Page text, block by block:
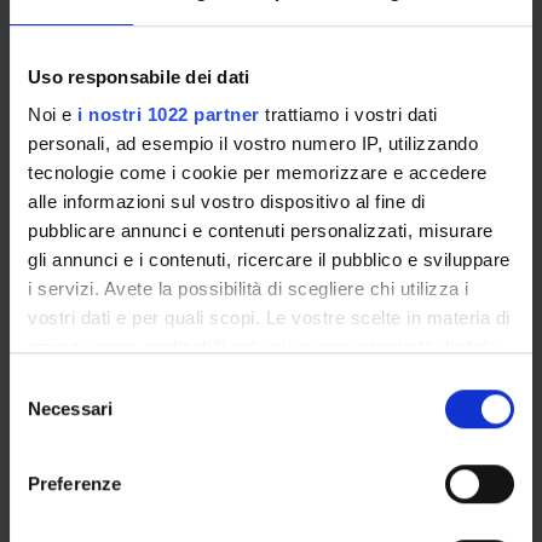
Uso responsabile dei dati
Noi e i nostri 1022 partner trattiamo i vostri dati
personali, ad esempio il vostro numero IP, utilizzando
tecnologie come i cookie per memorizzare e accedere
alle informazioni sul vostro dispositivo al fine di
pubblicare annunci e contenuti personalizzati, misurare
gli annunci e i contenuti, ricercare il pubblico e sviluppare
i servizi. Avete la possibilità di scegliere chi utilizza i
vostri dati e per quali scopi. Le vostre scelte in materia di
modificare o revocare il proprio consenso in qualsiasi
momento dalla Dichiarazione sui cookie o facendo clic
Necessari
Preferenze
techniques
1° 2°
Neurosciences and
legality
D
Valentina Moro
(Coordinator)
1° 2°
University and
DSA - Methods
and strategies for
tackling study and
university studies
D
Angelo Lascioli
(Coordinator)